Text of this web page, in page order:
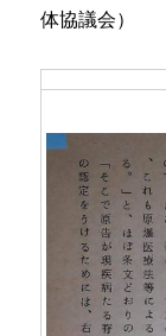
体協議会）